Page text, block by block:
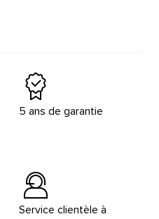
5 ans de garantie
Service clientèle à